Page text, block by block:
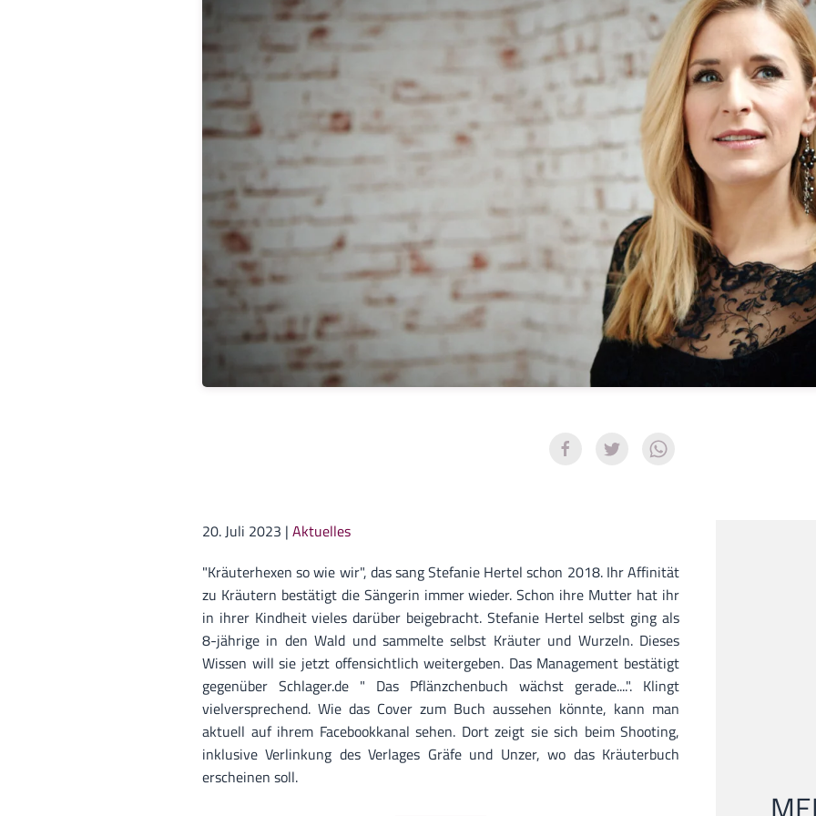
20. Juli 2023 | Aktuelles
"Kräuterhexen so wie wir", das sang Stefanie Hertel schon 2018. Ihr Affinität
zu Kräutern bestätigt die Sängerin immer wieder. Schon ihre Mutter hat ihr
in ihrer Kindheit vieles darüber beigebracht. Stefanie Hertel selbst ging als
8-jährige in den Wald und sammelte selbst Kräuter und Wurzeln. Dieses
Wissen will sie jetzt offensichtlich weitergeben. Das Management bestätigt
gegenüber Schlager.de " Das Pflänzchenbuch wächst gerade....". Klingt
vielversprechend. Wie das Cover zum Buch aussehen könnte, kann man
aktuell auf ihrem Facebookkanal sehen. Dort zeigt sie sich beim Shooting,
inklusive Verlinkung des Verlages Gräfe und Unzer, wo das Kräuterbuch
erscheinen soll.